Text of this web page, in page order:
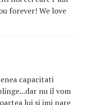
forever! We love
capacitati
nu il vom
lui si imi pare